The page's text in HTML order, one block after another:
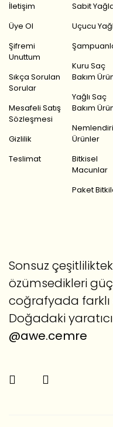
İletişim
Üye Ol
Şifremi
Unuttum
Sıkça Sorulan
Sorular
Mesafeli Satış
Sözleşmesi
Gizlilik
Teslimat
Sabit
Uçucu
Kuru Saç
Bakım
Yağlı Saç
Bakım
Ürünler
Bitkisel
Macunlar
Paket
Sonsuz
özümsedikleri
coğrafyada
Doğadaki
@awe.cemre